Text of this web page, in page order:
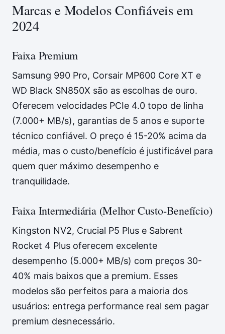
Marcas e Modelos Confiáveis em
2024
Faixa Premium
Samsung 990 Pro, Corsair MP600 Core XT e
WD Black SN850X são as escolhas de ouro.
Oferecem velocidades PCIe 4.0 topo de linha
(7.000+ MB/s), garantias de 5 anos e suporte
técnico confiável. O preço é 15-20% acima da
média, mas o custo/benefício é justificável para
quem quer máximo desempenho e
tranquilidade.
Faixa Intermediária (Melhor Custo-Benefício)
Kingston NV2, Crucial P5 Plus e Sabrent
Rocket 4 Plus oferecem excelente
desempenho (5.000+ MB/s) com preços 30-
40% mais baixos que a premium. Esses
modelos são perfeitos para a maioria dos
usuários: entrega performance real sem pagar
premium desnecessário.